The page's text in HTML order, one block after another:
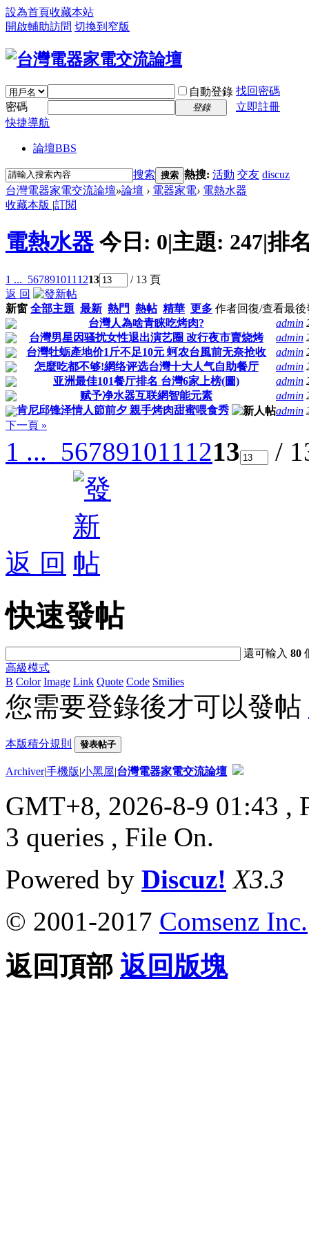
設為首頁收藏本站
開啟輔助訪問 切換到窄版
自動登錄 找回密碼
密碼
登錄
立即註冊
快捷導航
論壇BBS
搜索 搜索 熱搜: 活動 交友 discuz
台灣電器家電交流論壇»論壇 › 電器家電› 電熱水器
收藏本版 |訂閱
電熱水器 今日: 0|主題: 247|排
1 ... 567891011 1213
/ 13 頁
返 回
新窗 全部主題 最新 熱門 熱帖 精華 更多 作者回復/查看最後
台灣人為啥青睐吃烤肉?
admin
台灣男星因骚扰女性退出演艺圈 改行夜市賣烧烤
admin
台灣牡蛎產地价1斤不足10元 蚵农台風前无奈抢收
admin
怎麼吃都不够!網络评选台灣十大人气自助餐厅
admin
亚洲最佳101餐厅排名 台灣6家上榜(圖)
admin
赋予净水器互联網智能元素
admin
肯尼邱锋泽情人節前夕 親手烤肉甜蜜喂食秀
admin
下一頁 »
1 ... 5678910111213 /
返 回
快速發帖
還可輸入80
高級模式
B Color Image Link Quote Code Smilies
您需要登錄後才可以發帖
本版積分規則 發表帖子
Archiver|手機版|小黑屋|台灣電器家電交流論壇
GMT+8, 2026-8-9 01:43 ,
3 queries , File On.
Powered by Discuz! X3.3
© 2001-2017 Comsenz Inc.
返回頂部 返回版塊